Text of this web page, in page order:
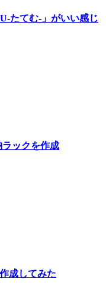
たてむ-」がいい感じ
ックを作成
成してみた